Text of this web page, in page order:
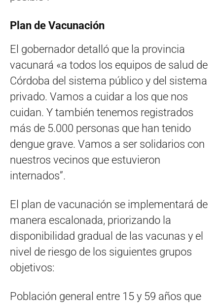
Plan de Vacunación
El gobernador detalló que la provincia
vacunará «a todos los equipos de salud de
Córdoba del sistema público y del sistema
privado. Vamos a cuidar a los que nos
cuidan. Y también tenemos registrados
más de 5.000 personas que han tenido
dengue grave. Vamos a ser solidarios con
nuestros vecinos que estuvieron
internados”.
El plan de vacunación se implementará de
manera escalonada, priorizando la
disponibilidad gradual de las vacunas y el
nivel de riesgo de los siguientes grupos
objetivos:
Población general entre 15 y 59 años que